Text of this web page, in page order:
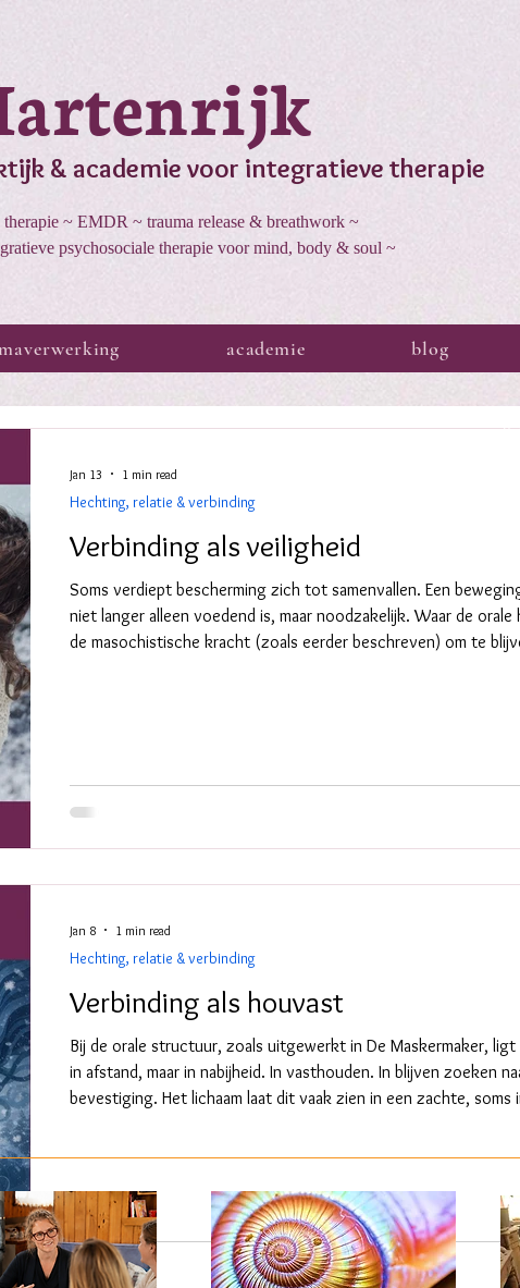
& academie voor integratieve therapie
~ EMDR ~ trauma release & breathwork ~
psychosociale therapie voor mind, body & soul ~
academie blog
Verbinding als veiligheid
Soms verdiept bescherming zich tot samenvallen. Een
niet langer alleen voedend is, maar noodzakelijk. Waar de
de masochistische kracht (zoals eerder beschreven) om te
Hechting, relatie & verbinding
Jan 13 1 min read
Verbinding als houvast
Bij de orale structuur, zoals uitgewerkt in De Maskermaker,
in afstand, maar in nabijheid. In vasthouden. In blijven zoeken
bevestiging. Het lichaam laat dit vaak zien in een zachte, soms
Hechting, relatie & verbinding
Jan 8 1 min read